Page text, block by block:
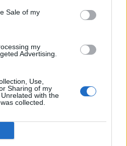
Sale of my
my
Advertising.
Use,
Sharing of my
with the
collected.
– Στηρίζει
με όραμα ένα μεγάλο